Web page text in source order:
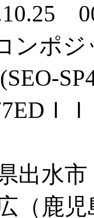
ンポ
Ｉ
出水市
（鹿